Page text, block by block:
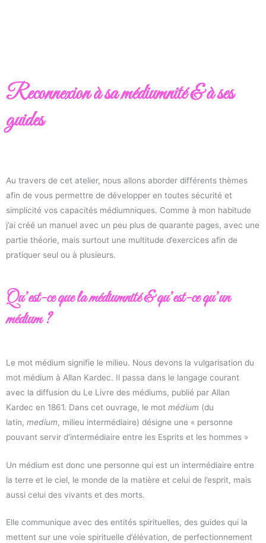
Reconnexion à sa médiumnité & à ses
guides
Au travers de cet atelier, nous allons aborder différents thèmes
afin de vous permettre de développer en toutes sécurité et
simplicité vos capacités médiumniques. Comme à mon habitude
j’ai créé un manuel avec un peu plus de quarante pages, avec une
partie théorie, mais surtout une multitude d’exercices afin de
pratiquer seul ou à plusieurs.
Qu’est-ce que la médiumnité & qu’est-ce qu’un
médium ?
Le mot médium signifie le milieu. Nous devons la vulgarisation du
mot médium à Allan Kardec. Il passa dans le langage courant
avec la diffusion du Le Livre des médiums, publié par Allan
Kardec en 1861. Dans cet ouvrage, le mot médium (du
latin, medium, milieu intermédiaire) désigne une « personne
pouvant servir d’intermédiaire entre les Esprits et les hommes »
Un médium est donc une personne qui est un intermédiaire entre
la terre et le ciel, le monde de la matière et celui de l’esprit, mais
aussi celui des vivants et des morts.
Elle communique avec des entités spirituelles, des guides qui la
mettent sur une voie spirituelle d’élévation, de perfectionnement